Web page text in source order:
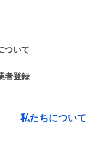
ついて
者登録
私たちについて